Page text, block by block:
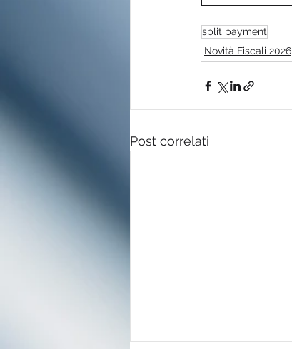
split payment
Novità Fiscali 2026
Post correlati